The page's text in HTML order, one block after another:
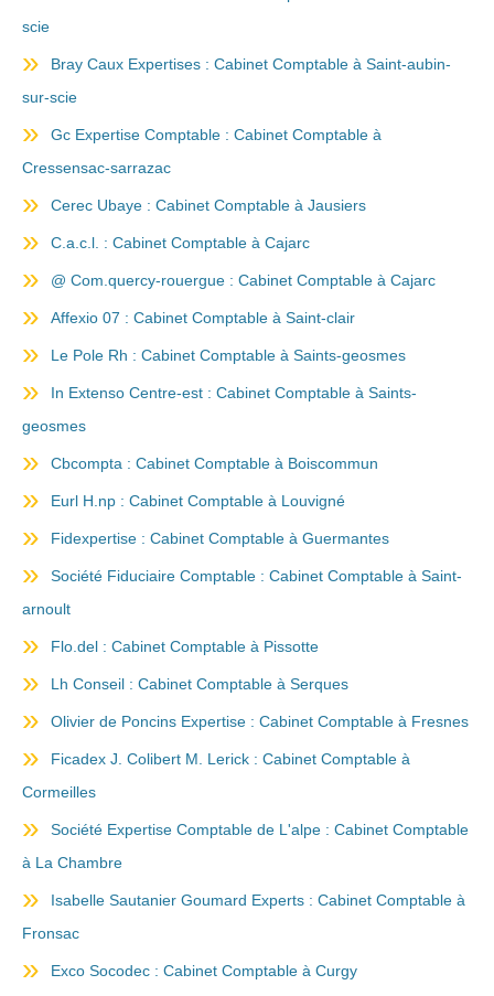
scie
Bray Caux Expertises : Cabinet Comptable à Saint-aubin-
sur-scie
Gc Expertise Comptable : Cabinet Comptable à
Cressensac-sarrazac
Cerec Ubaye : Cabinet Comptable à Jausiers
C.a.c.l. : Cabinet Comptable à Cajarc
@ Com.quercy-rouergue : Cabinet Comptable à Cajarc
Affexio 07 : Cabinet Comptable à Saint-clair
Le Pole Rh : Cabinet Comptable à Saints-geosmes
In Extenso Centre-est : Cabinet Comptable à Saints-
geosmes
Cbcompta : Cabinet Comptable à Boiscommun
Eurl H.np : Cabinet Comptable à Louvigné
Fidexpertise : Cabinet Comptable à Guermantes
Société Fiduciaire Comptable : Cabinet Comptable à Saint-
arnoult
Flo.del : Cabinet Comptable à Pissotte
Lh Conseil : Cabinet Comptable à Serques
Olivier de Poncins Expertise : Cabinet Comptable à Fresnes
Ficadex J. Colibert M. Lerick : Cabinet Comptable à
Cormeilles
Société Expertise Comptable de L'alpe : Cabinet Comptable
à La Chambre
Isabelle Sautanier Goumard Experts : Cabinet Comptable à
Fronsac
Exco Socodec : Cabinet Comptable à Curgy